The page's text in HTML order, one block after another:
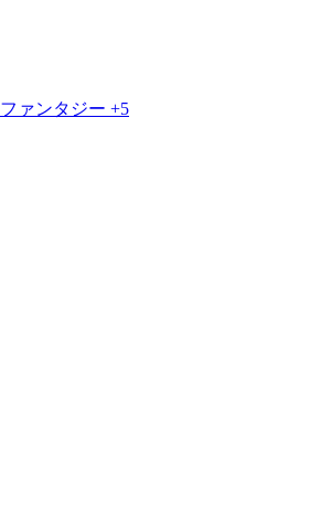
ファンタジー +5